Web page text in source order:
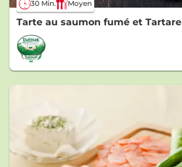
30 Min. Moyen
Tarte au saumon fumé et Tartare